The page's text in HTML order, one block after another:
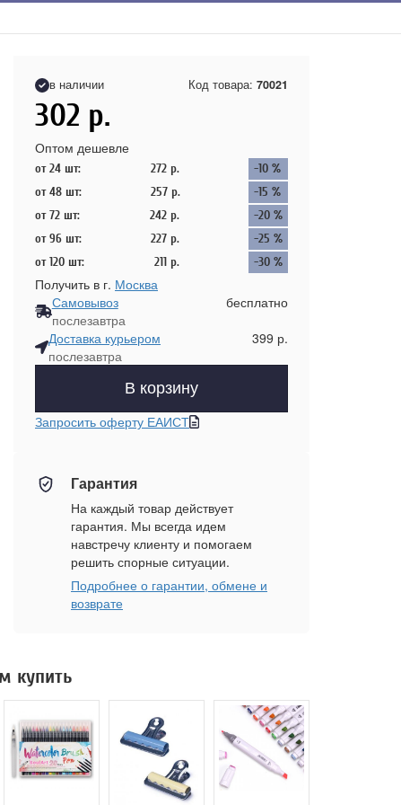
в наличии Код товара: 70021
302 р.
Оптом дешевле
от 24 шт: 272 р.
-10 %
от 48 шт:
257 р.
-15 %
от 72 шт:
242 р.
-20 %
от 96 шт:
227 р.
-25 %
от 120 шт:
211 р. -30 %
Получить в г. Москва
Самовывоз
послезавтра
бесплатно
Доставка курьером
послезавтра
399 р.
В корзину
Запросить оферту ЕАИСТ
Гарантия
На каждый товар действует
гарантия. Мы всегда идем
навстречу клиенту и помогаем
решить спорные ситуации.
Подробнее о гарантии, обмене и
возврате
купить